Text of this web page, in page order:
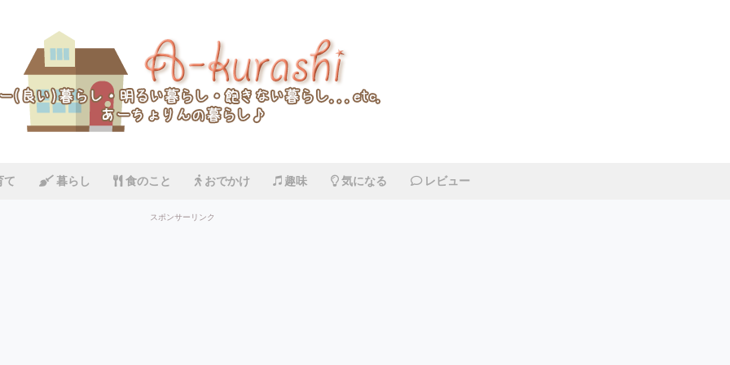
て 暮らし 食のこと おでかけ 趣味 気になる レビュー
スポンサーリンク